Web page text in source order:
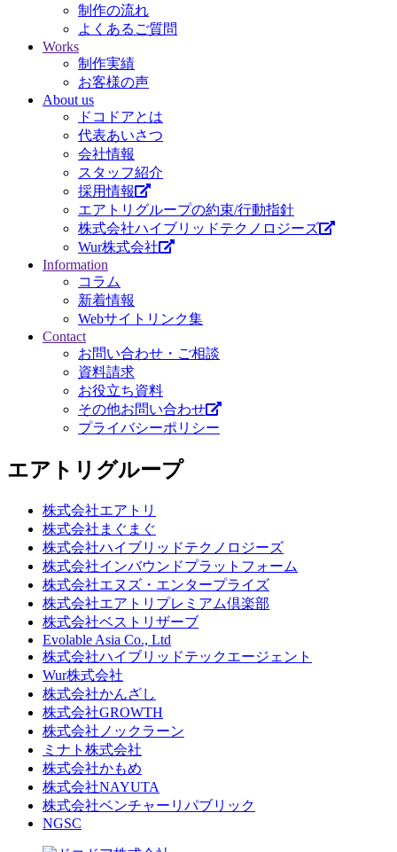
制作の流れ
よくあるご質問
Works
制作実績
お客様の声
About us
ドコドアとは
代表あいさつ
会社情報
スタッフ紹介
採用情報
エアトリグループの約束/行動指針
株式会社ハイブリッドテクノロジーズ
Wur株式会社
Information
コラム
新着情報
Webサイトリンク集
Contact
お問い合わせ・ご相談
資料請求
お役立ち資料
その他お問い合わせ
プライバシーポリシー
エアトリグループ
株式会社エアトリ
株式会社まぐまぐ
株式会社ハイブリッドテクノロジーズ
株式会社インバウンドプラットフォーム
株式会社エヌズ・エンタープライズ
株式会社エアトリプレミアム倶楽部
株式会社ベストリザーブ
Evolable Asia Co., Ltd
株式会社ハイブリッドテックエージェント
Wur株式会社
株式会社かんざし
株式会社GROWTH
株式会社ノックラーン
ミナト株式会社
株式会社かもめ
株式会社NAYUTA
株式会社ベンチャーリパブリック
NGSC